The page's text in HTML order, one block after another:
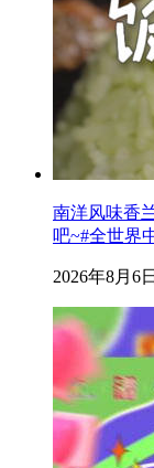
南洋风味香
吧~#全世界
2026年8月6日